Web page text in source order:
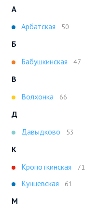
А
Арбатская
50
Б
Бабушкинская
47
В
Волхонка
66
Д
Давыдково
53
К
Кропоткинская
71
Кунцевская 61
М